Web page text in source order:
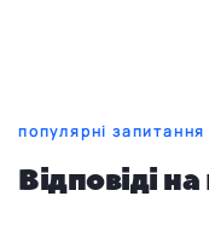
популярні запитання
Відповіді